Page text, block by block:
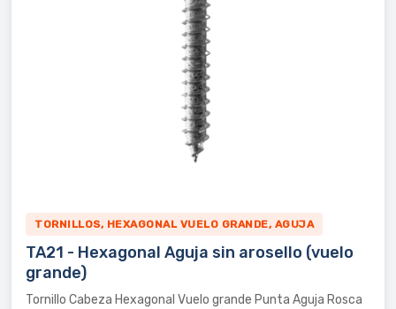
TORNILLOS, HEXAGONAL VUELO GRANDE, AGUJA
TA21 - Hexagonal Aguja sin arosello (vuelo
grande)
Tornillo Cabeza Hexagonal Vuelo grande Punta Aguja Rosca